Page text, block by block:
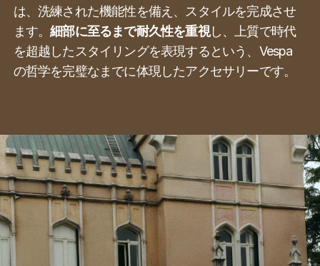
は、洗練された機能性を備え、スタイルを完成させ
ます。細部に至るまで耐久性を重視し、上質で時代
を超越したスタイリングを表現するという、Vespa
の哲学を完璧なまでに体現したアクセサリーです。